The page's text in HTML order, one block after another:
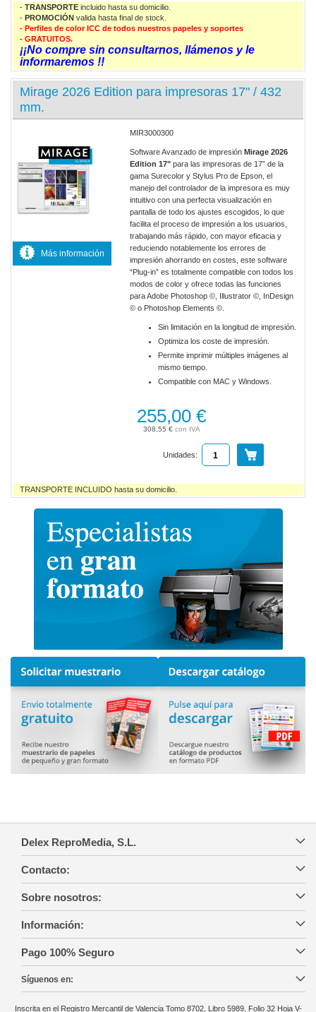
- TRANSPORTE incluido hasta su domicilio.
- PROMOCIÓN valida hasta final de stock.
- Perfiles de color ICC de todos nuestros papeles y soportes
- GRATUITOS.
¡¡No compre sin consultarnos, llámenos y le
informaremos !!
Mirage 2026 Edition para impresoras 17" / 432
mm.
Más información
MIR3000300
Software Avanzado de impresión Mirage 2026
Edition 17" para las impresoras de 17” de la
gama Surecolor y Stylus Pro de Epson, el
manejo del controlador de la impresora es muy
intuitivo con una perfecta visualización en
pantalla de todo los ajustes escogidos, lo que
facilita el proceso de impresión a los usuarios,
trabajando más rápido, con mayor eficacia y
reduciendo notablemente los errores de
impresión ahorrando en costes, este software
“Plug-in” es totalmente compatible con todos los
modos de color y ofrece todas las funciones
para Adobe Photoshop ©, Illustrator ©, InDesign
© o Photoshop Elements ©.
Sin limitación en la longitud de impresión.
Optimiza los coste de impresión.
Permite imprimir múltiples imágenes al
mismo tiempo.
Compatible con MAC y Windows.
308,55 €
255,00 €
Unidades:
TRANSPORTE INCLUIDO hasta su domicilio.
Delex ReproMedia, S.L.
Contacto:
Sobre nosotros:
Información:
Pago 100% Seguro
Síguenos en:
Inscrita en el Registro Mercantil de Valencia Tomo 8702, Libro 5989, Folio 32 Hoja V-